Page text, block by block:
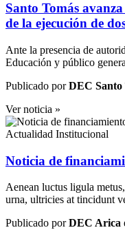
Santo Tomás
de la ejecución de
Ante la presencia de
Educación y público
Publicado porDEC Santo
Ver noticia »
Actualidad Institucional
Noticia de
Aenean luctus ligula
urna, ultricies at tincidunt
Publicado porDEC Arica